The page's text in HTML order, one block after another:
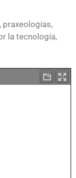
la tecnología,